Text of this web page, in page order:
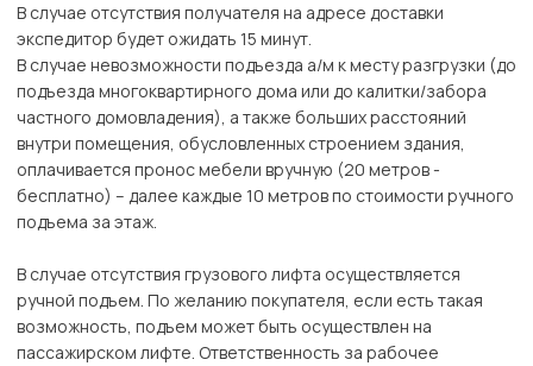
В случае отсутствия получателя на адресе доставки
экспедитор будет ожидать 15 минут.
В случае невозможности подъезда а/м к месту разгрузки (до
подъезда многоквартирного дома или до калитки/забора
частного домовладения), а также больших расстояний
внутри помещения, обусловленных строением здания,
оплачивается пронос мебели вручную (20 метров -
бесплатно) – далее каждые 10 метров по стоимости ручного
подъема за этаж.
В случае отсутствия грузового лифта осуществляется
ручной подъем. По желанию покупателя, если есть такая
возможность, подъем может быть осуществлен на
пассажирском лифте. Ответственность за рабочее